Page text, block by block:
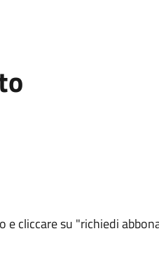
e cliccare su "richiedi